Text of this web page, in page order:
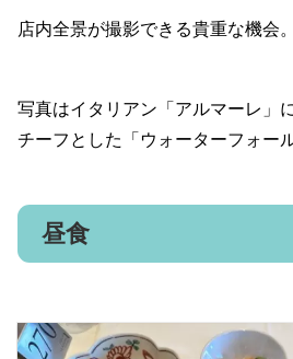
店内全景が撮影できる貴重な機会。
写真はイタリアン「アルマーレ」
チーフとした「ウォーターフォー
昼食